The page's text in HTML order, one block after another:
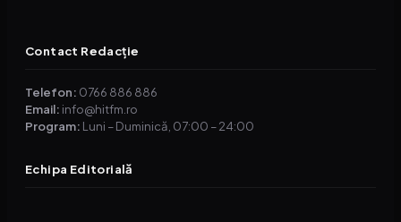
Contact Redacție
Telefon: 0766 886 886
Email: info@hitfm.ro
Program: Luni – Duminică, 07:00 – 24:00
Echipa Editorială